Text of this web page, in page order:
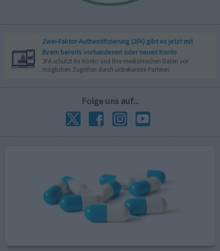
Zwei-Faktor-Authentifizierung (2FA) gibt es jetzt mit
Ihrem bereits vorhandenen oder neuen Konto
2FA schützt Ihr Konto und Ihre medizinischen Daten vor
möglichen Zugriffen durch unbekannte Parteien.
Folge uns auf...